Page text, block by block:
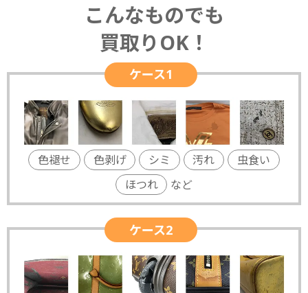
こんなものでも
買取りOK！
ケース1
色褪せ 色剥げ シミ 汚れ
虫食い
ほつれ
など
ケース2